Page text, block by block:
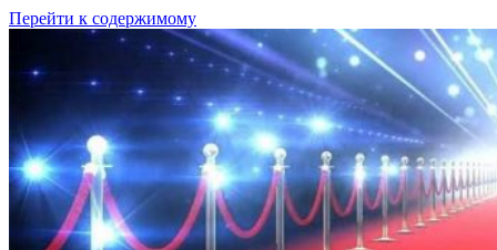
Перейти к содержимому